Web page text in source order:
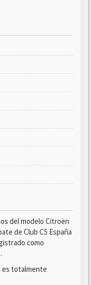
del modelo Citroën
de Club C5 España
como
es totalmente